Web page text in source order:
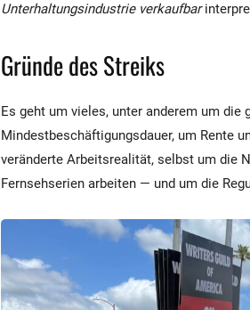
Unterhaltungsindustrie verkaufbar
Gründe des Streiks
Es geht um vieles, unter anderem um
Mindestbeschäftigungsdauer, um Rente
veränderte Arbeitsrealität, selbst um die
Fernsehserien arbeiten — und um die